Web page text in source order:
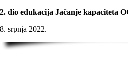
2. dio edukacija Jačanje kapaciteta
8. srpnja 2022.